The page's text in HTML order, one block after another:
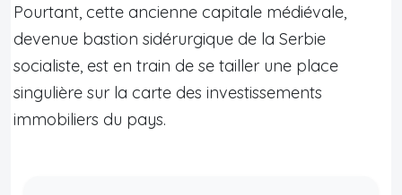
Pourtant, cette ancienne capitale médiévale,
devenue bastion sidérurgique de la Serbie
socialiste, est en train de se tailler une place
singulière sur la carte des investissements
immobiliers du pays.